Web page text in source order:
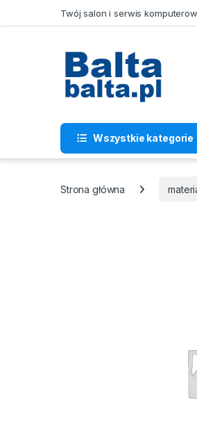
Skip to navigationTwój salon i serwis
Wszystkie kategorie
Strona główna